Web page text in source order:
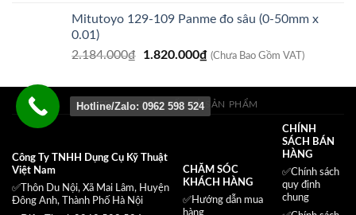
là:
tại
4.610.000₫.
Mitutoyo 129-109 Panme đo sâu (0-50mm x
0.01)
2.184.000₫
Giá
là:
2.184.000₫.
1.820.000₫Giá
tại
là:
1.820.000₫.
(Chưa Bao Gồm VAT)
TRANG CHỦ TẤT CẢ SẢN PHẨM
Công Ty TNHH Dụng Cụ Kỹ Thuật
Việt Nam
✅Thôn Du Nội, Xã Mai Lâm, Huyện
Đông Anh, Thành Phố Hà Nội
CHĂM SÓC
KHÁCH HÀNG
✅Hướng dẫn mua
CHÍNH
SÁCH BÁN
HÀNG
✅Chính sách
quy định
chung
Hotline/Zalo: 0962 598 524